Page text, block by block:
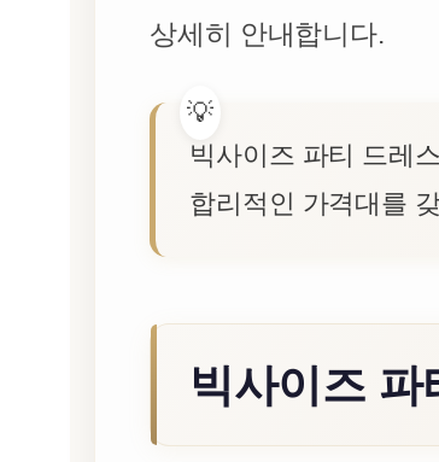
상세히 안내합니다.
빅사이즈 파티 드레
합리적인 가격대를
빅사이즈